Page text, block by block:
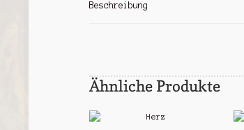
Beschreibung
Ähnliche Produkte